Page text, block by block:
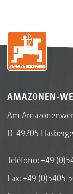
AMAZONEN-
Am
D-49205
Teléfono:+49
Fax: +49 (0)5405